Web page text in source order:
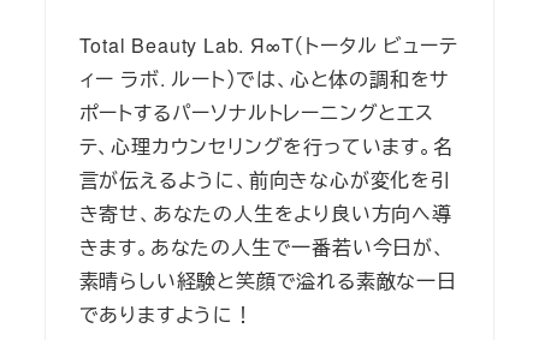
Total Beauty Lab. Я∞T（トータル ビューテ
ィー ラボ. ルート）では、心と体の調和をサ
ポートするパーソナルトレーニングとエス
テ、心理カウンセリングを行っています。名
言が伝えるように、前向きな心が変化を引
き寄せ、あなたの人生をより良い方向へ導
きます。あなたの人生で一番若い今日が、
素晴らしい経験と笑顔で溢れる素敵な一日
でありますように！